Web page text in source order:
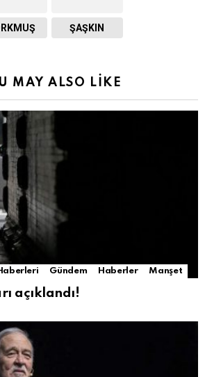
ŞAŞKIN
MAY ALSO LIKE
Gündem Haberler Manşet
açıklandı!